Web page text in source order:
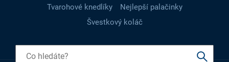
Tvarohové knedlíky
Nejlepší palačinky
Švestkový koláč